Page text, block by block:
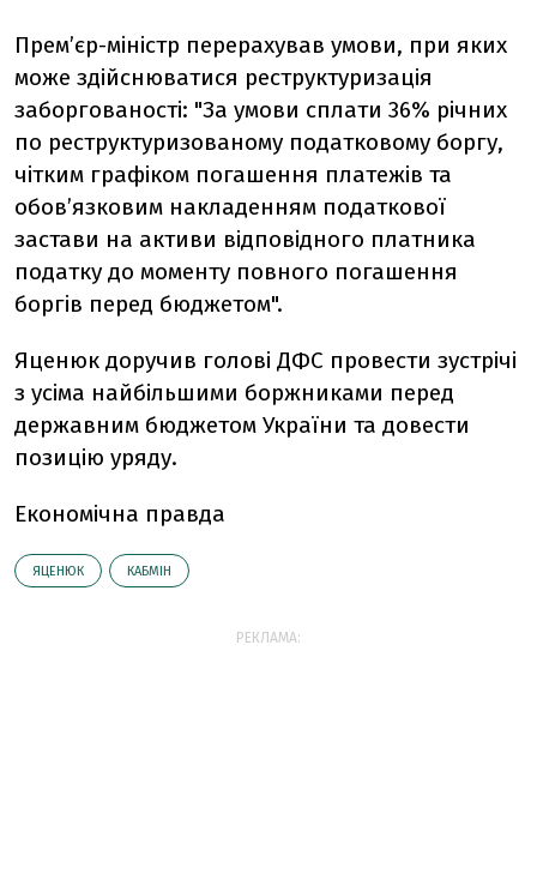
Прем’єр-міністр перерахував умови, при яких
може здійснюватися реструктуризація
заборгованості: "За умови сплати 36% річних
по реструктуризованому податковому боргу,
чітким графіком погашення платежів та
обов’язковим накладенням податкової
застави на активи відповідного платника
податку до моменту повного погашення
боргів перед бюджетом".
Яценюк доручив голові ДФС провести зустрічі
з усіма найбільшими боржниками перед
державним бюджетом України та довести
позицію уряду.
Економічна правда
ЯЦЕНЮК КАБМІН
РЕКЛАМА: